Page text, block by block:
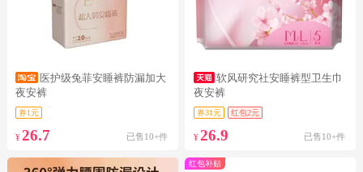
医护级兔菲安睡裤防漏加大
夜安裤
券1元
¥ 26.7 已售10+件
软风研究社安睡裤型卫生巾
夜安裤
券31元 红包2元
¥26.9 已售10+件
红包补贴